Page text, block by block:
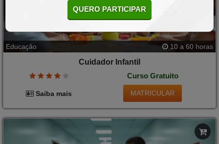
Educação 10 a 60 horas
Cuidador Infantil
Curso Gratuito
Saiba mais MATRICULAR
QUERO PARTICIPAR